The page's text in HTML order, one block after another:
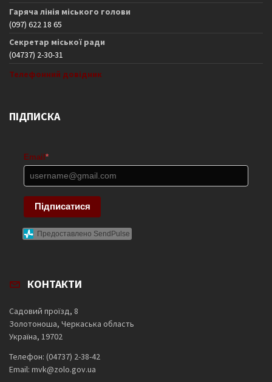
Гаряча лінія міського голови
(097) 622 18 65
Секретар міської ради
(04737) 2-30-31
Телефонний довідник
ПІДПИСКА
Email *
Підписатися
Предоставлено SendPulse
КОНТАКТИ
Садовий проїзд, 8
Золотоноша, Черкаська область
Україна, 19702
Телефон: (04737) 2-38-42
Email: mvk@zolo.gov.ua